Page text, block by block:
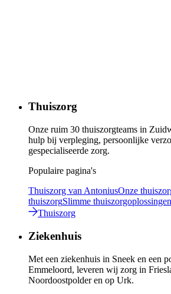
Thuiszorg
Onze ruim 30 thuiszorgteams in
hulp bij verpleging, persoonlijke
gespecialiseerde zorg.
Populaire pagina's
Thuiszorg van AntoniusOnze
thuiszorgSlimme thuiszorgoplossingen
Thuiszorg
Ziekenhuis
Met een ziekenhuis in Sneek en een
Emmeloord, leveren wij zorg in
Noordoostpolder en op Urk.